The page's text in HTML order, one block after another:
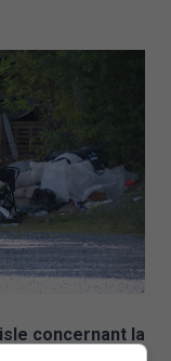
concernant la